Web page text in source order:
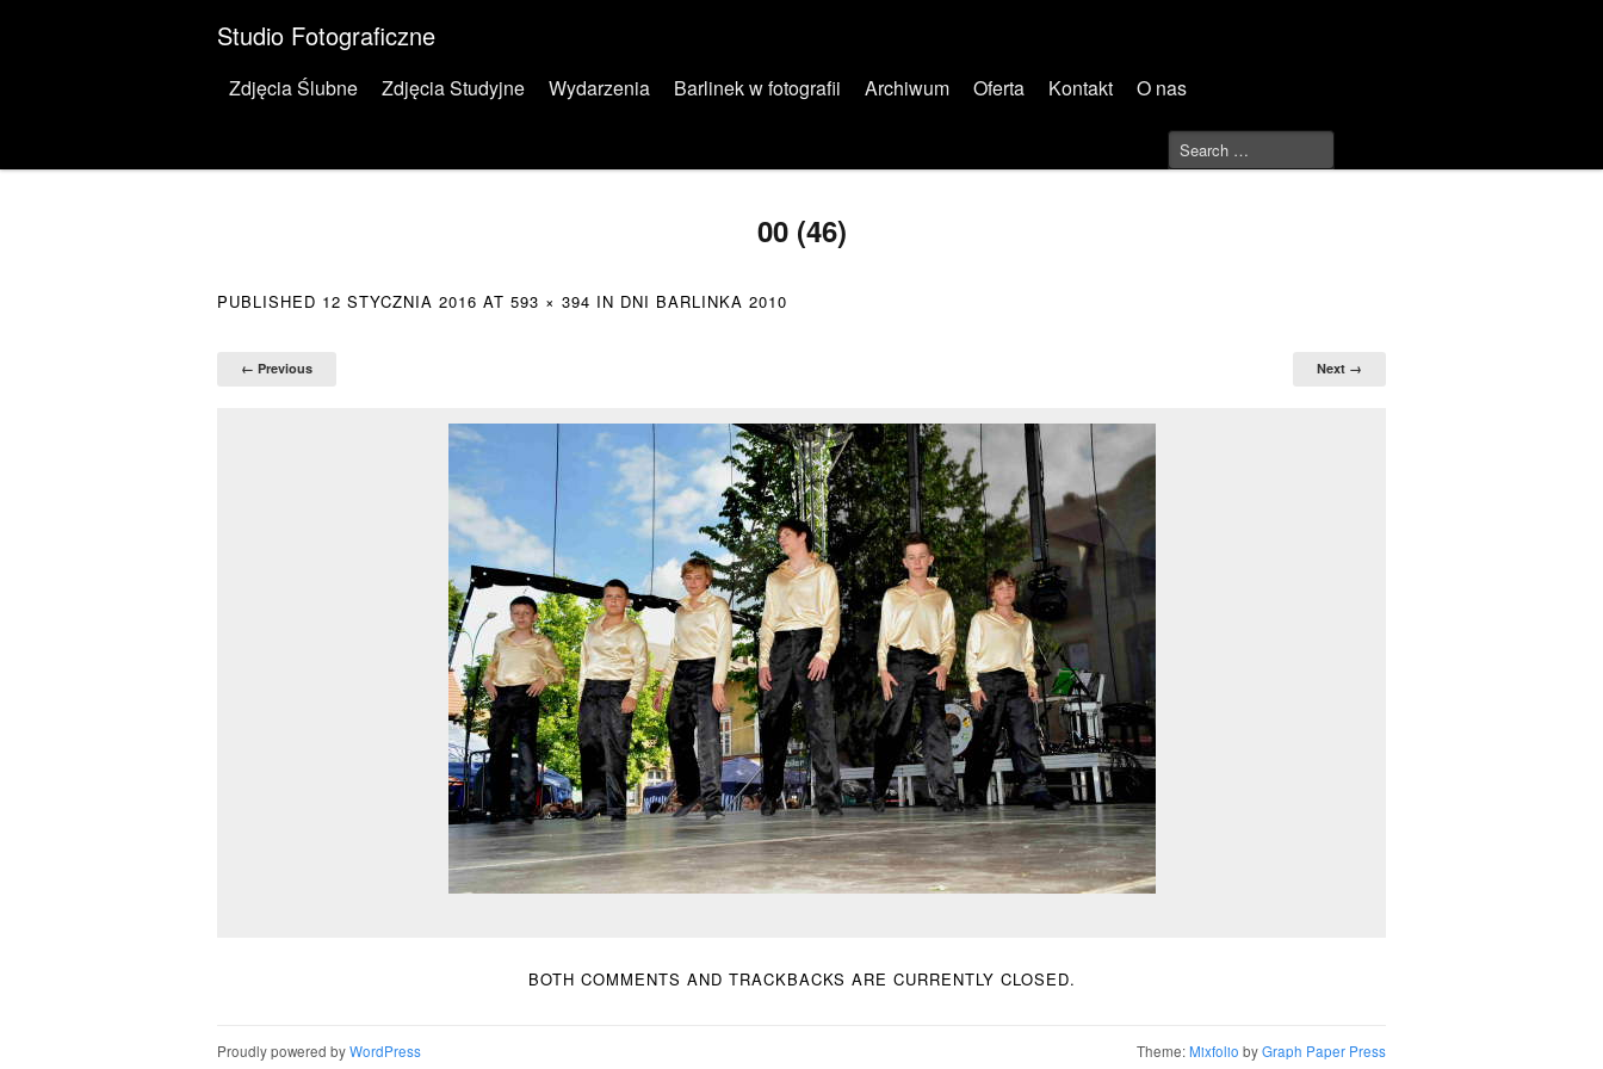
Studio Fotograficzne
Menu
Skip to content
Zdjęcia Ślubne Zdjęcia Studyjne Wydarzenia Barlinek w fotografii Archiwum Oferta Kontakt O nas
00 (46)
PUBLISHED 12 STYCZNIA 2016 AT 593 × 394 IN DNI BARLINKA 2010
← Previous Next →
BOTH COMMENTS AND TRACKBACKS ARE CURRENTLY CLOSED.
Proudly powered byWordPress Theme:Mixfolio byGraph Paper Press